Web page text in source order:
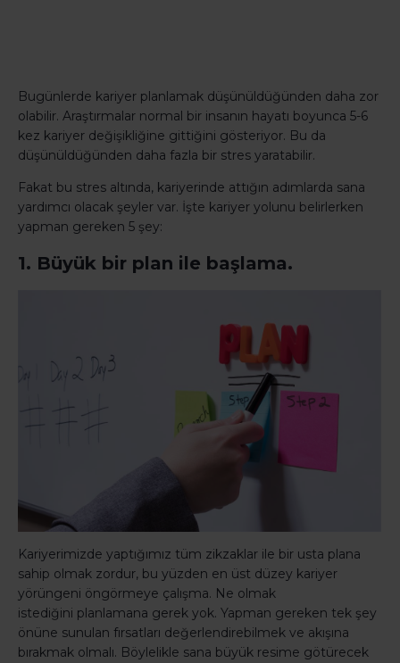
Bugünlerde kariyer planlamak düşünüldüğünden daha zor
olabilir. Araştırmalar normal bir insanın hayatı boyunca 5-6
kez kariyer değişikliğine gittiğini gösteriyor. Bu da
düşünüldüğünden daha fazla bir stres yaratabilir.
Fakat bu stres altında, kariyerinde attığın adımlarda sana
yardımcı olacak şeyler var. İşte kariyer yolunu belirlerken
yapman gereken 5 şey:
1. Büyük bir plan ile başlama.
Kariyerimizde yaptığımız tüm zikzaklar ile bir usta plana
sahip olmak zordur, bu yüzden en üst düzey kariyer
yörüngeni öngörmeye çalışma. Ne olmak
istediğini planlamana gerek yok. Yapman gereken tek şey
önüne sunulan fırsatları değerlendirebilmek ve akışına
bırakmak olmalı. Böylelikle sana büyük resime götürecek